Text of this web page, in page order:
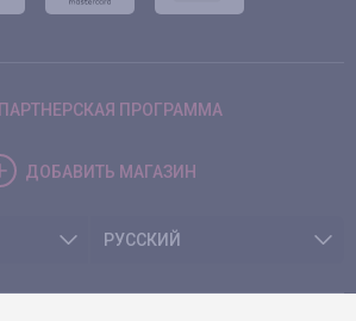
ПАРТНЕРСКАЯ ПРОГРАММА
ДОБАВИТЬ МАГАЗИН
РУССКИЙ